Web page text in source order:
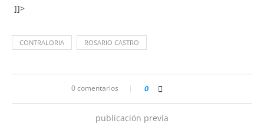
]]>
CONTRALORIA ROSARIO CASTRO
0 comentarios 0
publicación previa